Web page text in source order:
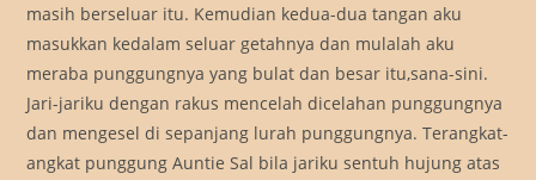
masih berseluar itu. Kemudian kedua-dua tangan aku
masukkan kedalam seluar getahnya dan mulalah aku
meraba punggungnya yang bulat dan besar itu,sana-sini.
Jari-jariku dengan rakus mencelah dicelahan punggungnya
dan mengesel di sepanjang lurah punggungnya. Terangkat-
angkat punggung Auntie Sal bila jariku sentuh hujung atas